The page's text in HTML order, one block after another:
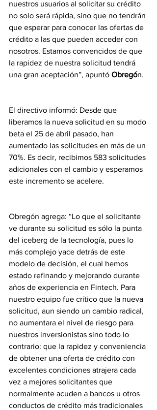
nuestros usuarios al solicitar su crédito
no solo será rápida, sino que no tendrán
que esperar para conocer las ofertas de
crédito a las que pueden acceder con
nosotros. Estamos convencidos de que
la rapidez de nuestra solicitud tendrá
una gran aceptación”, apuntó Obregón.
El directivo informó: Desde que
liberamos la nueva solicitud en su modo
beta el 25 de abril pasado, han
aumentado las solicitudes en más de un
70%. Es decir, recibimos 583 solicitudes
adicionales con el cambio y esperamos
este incremento se acelere.
Obregón agrega: “Lo que el solicitante
ve durante su solicitud es sólo la punta
del iceberg de la tecnología, pues lo
más complejo yace detrás de este
modelo de decisión, el cual hemos
estado refinando y mejorando durante
años de experiencia en Fintech. Para
nuestro equipo fue crítico que la nueva
solicitud, aun siendo un cambio radical,
no aumentara el nivel de riesgo para
nuestros inversionistas sino todo lo
contrario: que la rapidez y conveniencia
de obtener una oferta de crédito con
excelentes condiciones atrajera cada
vez a mejores solicitantes que
normalmente acuden a bancos u otros
conductos de crédito más tradicionales